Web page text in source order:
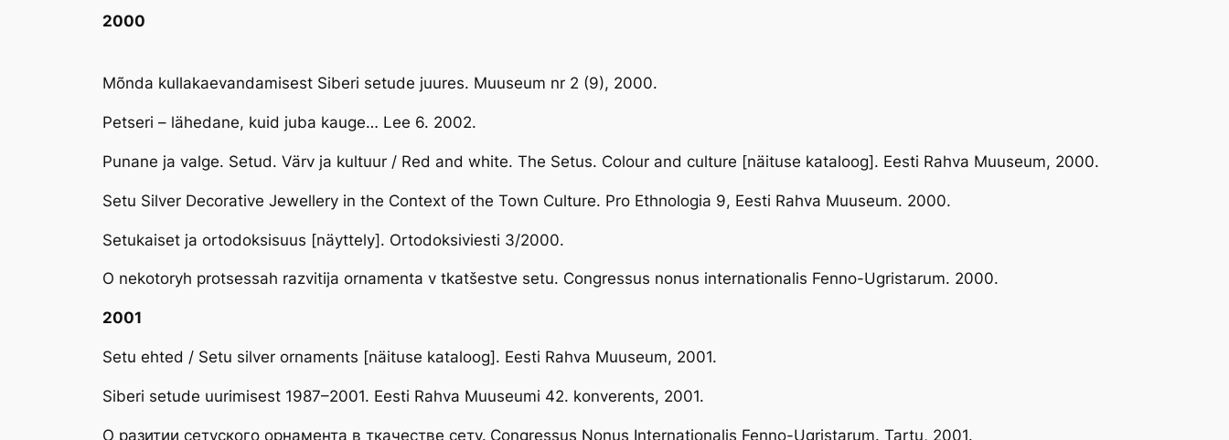
2000
Mõnda kullakaevandamisest Siberi setude juures. Muuseum nr 2 (9), 2000.
Petseri – lähedane, kuid juba kauge… Lee 6. 2002.
Punane ja valge. Setud. Värv ja kultuur / Red and white. The Setus. Colour and culture [näituse kataloog]. Eesti Rahva Muuseum, 2000.
Setu Silver Decorative Jewellery in the Context of the Town Culture. Pro Ethnologia 9, Eesti Rahva Muuseum. 2000.
Setukaiset ja ortodoksisuus [näyttely]. Ortodoksiviesti 3/2000.
O nekotoryh protsessah razvitija ornamenta v tkatšestve setu. Congressus nonus internationalis Fenno-Ugristarum. 2000.
2001
Setu ehted / Setu silver ornaments [näituse kataloog]. Eesti Rahva Muuseum, 2001.
Siberi setude uurimisest 1987–2001. Eesti Rahva Muuseumi 42. konverents, 2001.
O разитии сетуского орнамента в ткачестве сету. Congressus Nonus Internationalis Fenno-Ugristarum. Tartu, 2001.